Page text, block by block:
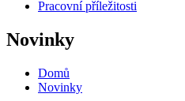
Pracovní příležitosti
Novinky
Domů
Novinky